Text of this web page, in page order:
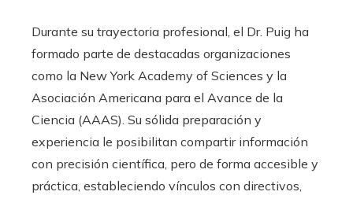
Durante su trayectoria profesional, el Dr. Puig ha
formado parte de destacadas organizaciones
como la New York Academy of Sciences y la
Asociación Americana para el Avance de la
Ciencia (AAAS). Su sólida preparación y
experiencia le posibilitan compartir información
con precisión científica, pero de forma accesible y
práctica, estableciendo vínculos con directivos,